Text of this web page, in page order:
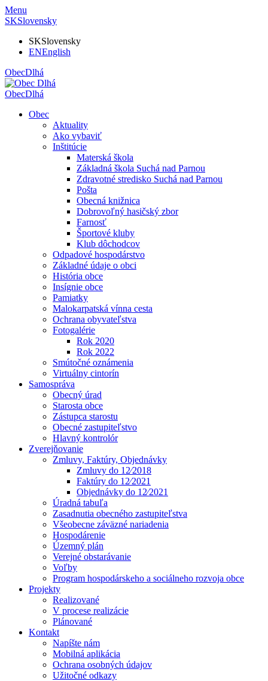
Menu
SKSlovensky
SKSlovensky
ENEnglish
ObecDlhá
ObecDlhá
Obec
Aktuality
Ako vybaviť
Inštitúcie
Materská škola
Základná škola Suchá nad Parnou
Zdravotné stredisko Suchá nad Parnou
Pošta
Obecná knižnica
Dobrovoľný hasičský zbor
Farnosť
Športové kluby
Klub dôchodcov
Odpadové hospodárstvo
Základné údaje o obci
História obce
Insígnie obce
Pamiatky
Malokarpatská vínna cesta
Ochrana obyvateľstva
Fotogalérie
Rok 2020
Rok 2022
Smútočné oznámenia
Virtuálny cintorín
Samospráva
Obecný úrad
Starosta obce
Zástupca starostu
Obecné zastupiteľstvo
Hlavný kontrolór
Zverejňovanie
Zmluvy, Faktúry, Objednávky
Zmluvy do 12⁄2018
Faktúry do 12⁄2021
Objednávky do 12⁄2021
Úradná tabuľa
Zasadnutia obecného zastupiteľstva
Všeobecne záväzné nariadenia
Hospodárenie
Územný plán
Verejné obstarávanie
Voľby
Program hospodárskeho a sociálneho rozvoja obce
Projekty
Realizované
V procese realizácie
Plánované
Kontakt
Napíšte nám
Mobilná aplikácia
Ochrana osobných údajov
Užitočné odkazy